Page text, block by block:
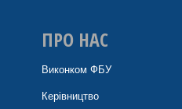
Ангеліна Радченко (Івано-
Анна Райхман (СДЮСШОР
ПРО НАС
Виконком ФБУ
Керівництво